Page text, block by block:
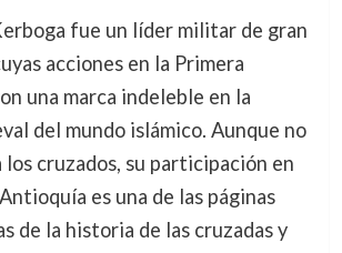
fue un líder militar de gran
acciones en la Primera
una marca indeleble en la
del mundo islámico. Aunque no
los cruzados, su participación en
es una de las páginas
de la historia de las cruzadas y